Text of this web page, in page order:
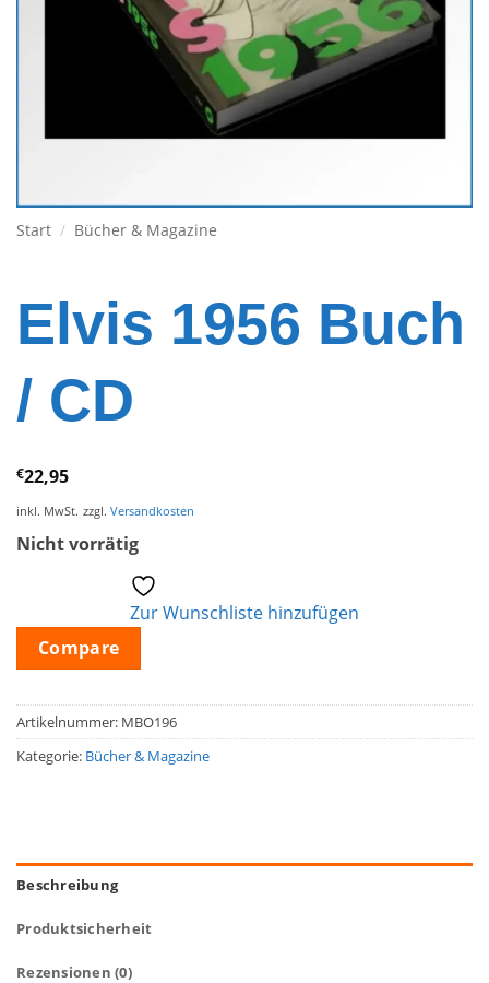
Start / Bücher & Magazine
Elvis 1956 Buch
/ CD
€22,95
inkl. MwSt. zzgl. Versandkosten
Nicht vorrätig
Zur Wunschliste hinzufügen
Compare
Artikelnummer: MBO196
Kategorie: Bücher & Magazine
Beschreibung
Produktsicherheit
Rezensionen (0)